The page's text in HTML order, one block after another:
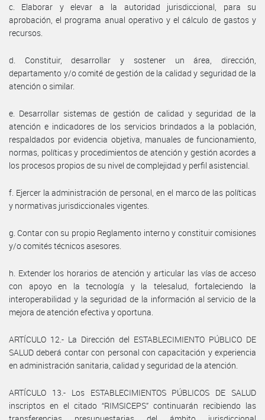
c. Elaborar y elevar a la autoridad jurisdiccional, para su
aprobación, el programa anual operativo y el cálculo de gastos y
recursos.
d. Constituir, desarrollar y sostener un área, dirección,
departamento y/o comité de gestión de la calidad y seguridad de la
atención o similar.
e. Desarrollar sistemas de gestión de calidad y seguridad de la
atención e indicadores de los servicios brindados a la población,
respaldados por evidencia objetiva, manuales de funcionamiento,
normas, políticas y procedimientos de atención y gestión acordes a
los procesos propios de su nivel de complejidad y perfil asistencial.
f. Ejercer la administración de personal, en el marco de las políticas
y normativas jurisdiccionales vigentes.
g. Contar con su propio Reglamento interno y constituir comisiones
y/o comités técnicos asesores.
h. Extender los horarios de atención y articular las vías de acceso
con apoyo en la tecnología y la telesalud, fortaleciendo la
interoperabilidad y la seguridad de la información al servicio de la
mejora de atención efectiva y oportuna.
ARTÍCULO 12.- La Dirección del ESTABLECIMIENTO PÚBLICO DE
SALUD deberá contar con personal con capacitación y experiencia
en administración sanitaria, calidad y seguridad de la atención.
ARTÍCULO 13.- Los ESTABLECIMIENTOS PÚBLICOS DE SALUD
inscriptos en el citado “RIMSICEPS” continuarán recibiendo las